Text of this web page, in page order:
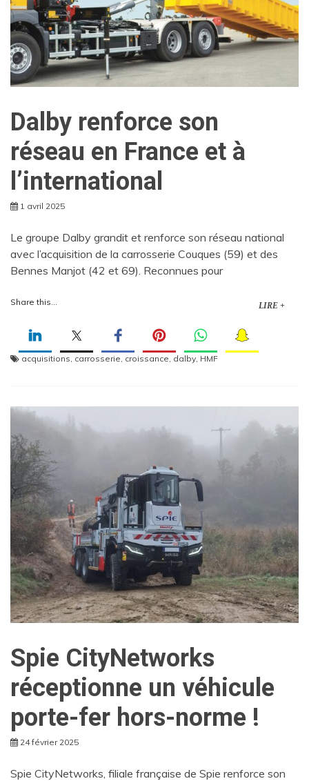
Dalby renforce son
réseau en France et à
l’international
1 avril 2025
Le groupe Dalby grandit et renforce son réseau national
avec l’acquisition de la carrosserie Couques (59) et des
Bennes Manjot (42 et 69). Reconnues pour
Share this... LIRE +
acquisitions, carrosserie, croissance, dalby, HMF
Spie CityNetworks
réceptionne un véhicule
porte-fer hors-norme !
24 février 2025
Spie CityNetworks, filiale française de Spie renforce son